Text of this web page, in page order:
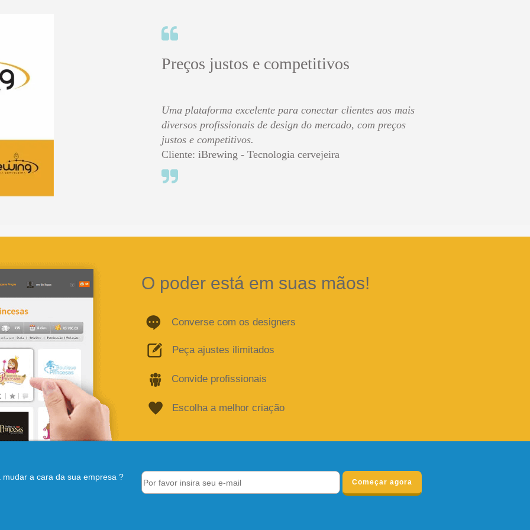
Preços justos e competitivos
Uma plataforma excelente para conectar clientes aos mais
diversos profissionais de design do mercado, com preços
justos e competitivos.
Cliente: iBrewing - Tecnologia cervejeira
O poder está em suas mãos!
Converse com os designers
Peça ajustes ilimitados
Convide profissionais
Escolha a melhor criação
mudar a cara da sua empresa ?
Começar agora